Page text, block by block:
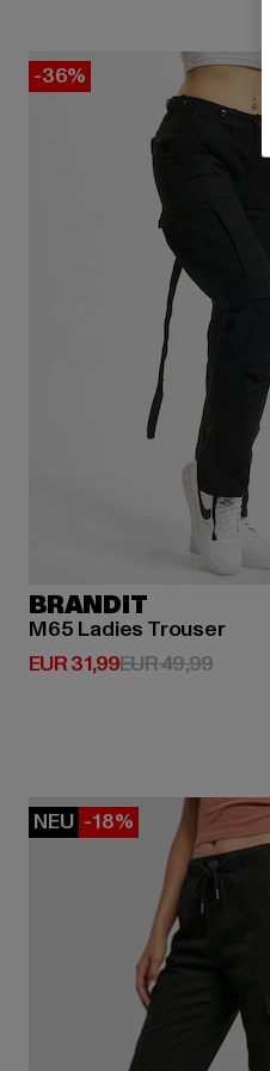
-36%
BRANDIT
M65 Ladies Trouser
EUR 31,99
Derzeitiger Preis: EUR 31,99
EUR 49,99
NEU -18%